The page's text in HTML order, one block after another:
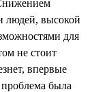
людей, высокой
для
не стоит
впервые
была